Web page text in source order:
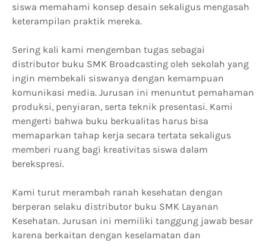
siswa memahami konsep desain sekaligus mengasah
keterampilan praktik mereka.
Sering kali kami mengemban tugas sebagai
distributor buku SMK Broadcasting oleh sekolah yang
ingin membekali siswanya dengan kemampuan
komunikasi media. Jurusan ini menuntut pemahaman
produksi, penyiaran, serta teknik presentasi. Kami
mengerti bahwa buku berkualitas harus bisa
memaparkan tahap kerja secara tertata sekaligus
memberi ruang bagi kreativitas siswa dalam
berekspresi.
Kami turut merambah ranah kesehatan dengan
berperan selaku distributor buku SMK Layanan
Kesehatan. Jurusan ini memiliki tanggung jawab besar
karena berkaitan dengan keselamatan dan